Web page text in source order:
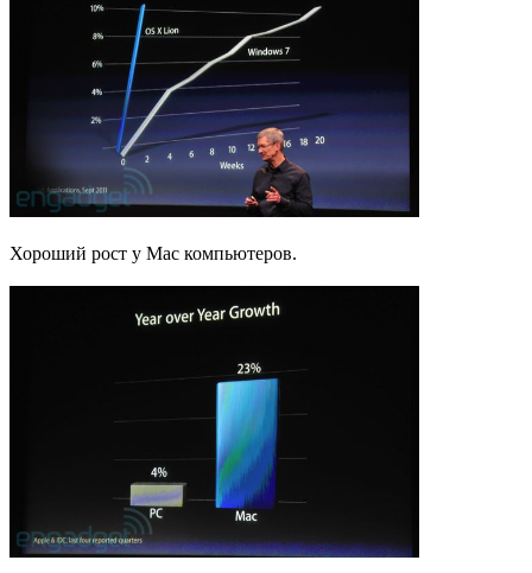
Хороший рост у Mac компьютеров.